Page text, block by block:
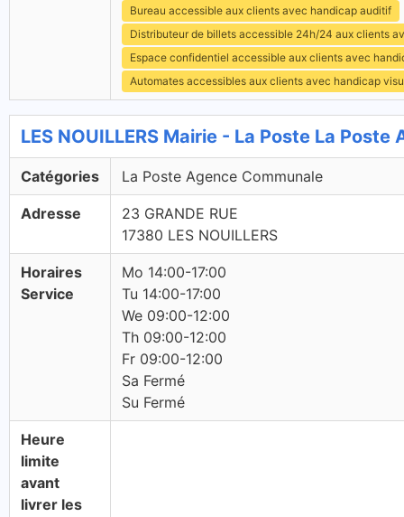
Bureau accessible aux clients avec handicap auditif
Distributeur de billets accessible 24h/24 aux clients
Espace confidentiel accessible aux clients avec
Automates accessibles aux clients avec handicap
LES NOUILLERS Mairie - La Poste La Poste
Catégories La Poste Agence Communale
Adresse
23 GRANDE RUE
17380 LES NOUILLERS
Horaires
Service
Mo 14:00-17:00
Tu 14:00-17:00
We 09:00-12:00
Th 09:00-12:00
Fr 09:00-12:00
Sa Fermé
Su Fermé
Heure
limite
avant
livrer les